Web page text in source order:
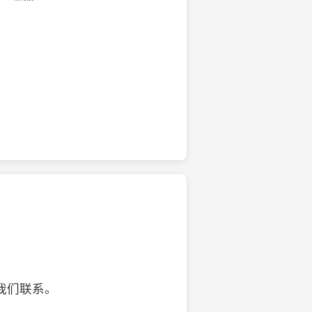
联系。